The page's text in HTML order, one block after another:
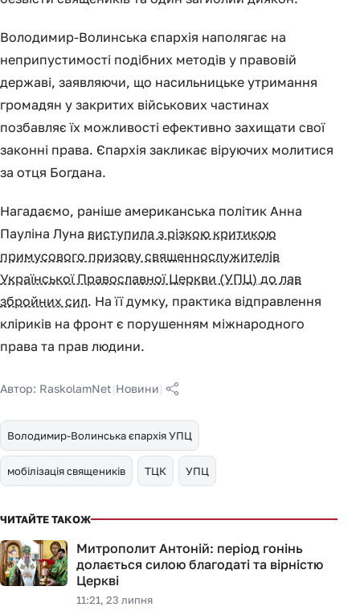
Володимир-Волинська єпархія наполягає на
неприпустимості подібних методів у правовій
державі, заявляючи, що насильницьке утримання
громадян у закритих військових частинах
позбавляє їх можливості ефективно захищати свої
законні права. Єпархія закликає віруючих молитися
за отця Богдана.
Нагадаємо, раніше американська політик Анна
Пауліна Луна виступила з різкою критикою
примусового призову священнослужителів
Української Православної Церкви (УПЦ) до лав
збройних сил. На її думку, практика відправлення
кліриків на фронт є порушенням міжнародного
права та прав людини.
Автор: RaskolamNet|Новини|
Володимир-Волинська єпархія УПЦ
мобілізація священиків ТЦК УПЦ
ЧИТАЙТЕ ТАКОЖ
Митрополит Антоній: період гонінь
долається силою благодаті та вірністю
Церкві
11:21, 23 липня